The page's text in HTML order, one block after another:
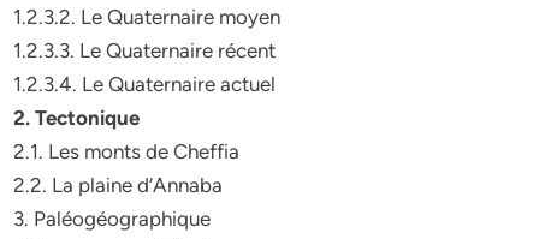
1.2.3.2. Le Quaternaire moyen
1.2.3.3. Le Quaternaire récent
1.2.3.4. Le Quaternaire actuel
2. Tectonique
2.1. Les monts de Cheffia
2.2. La plaine d’Annaba
3. Paléogéographique